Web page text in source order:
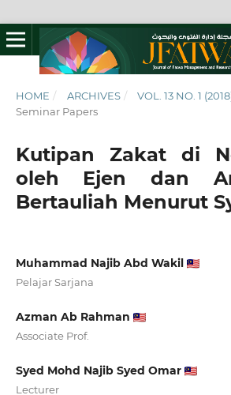
HOME / ARCHIVES / VOL. 13 NO. 1
Seminar Papers
Kutipan Zakat di
oleh Ejen dan
Bertauliah Menurut
Muhammad Najib Abd Wakil
Pelajar Sarjana
Azman Ab Rahman
Associate Prof.
Syed Mohd Najib Syed Omar
Lecturer